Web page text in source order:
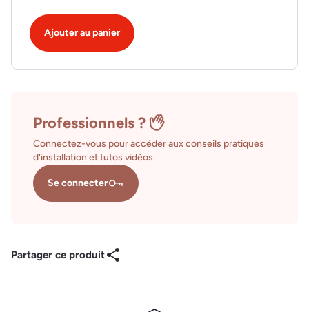
Ajouter au panier
Professionnels ?
Connectez-vous pour accéder aux conseils pratiques
d'installation et tutos vidéos.
Se connecter
Partager ce produit